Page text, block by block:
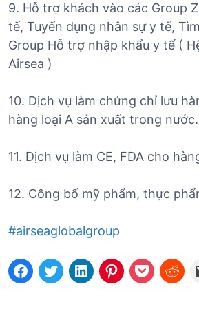
9. Hỗ trợ khách vào các Group
tế, Tuyển dụng nhân sự y tế,
Group Hỗ trợ nhập khẩu y tế (
Airsea )
10. Dịch vụ làm chứng chỉ lưu
hàng loại A sản xuất trong nước.
11. Dịch vụ làm CE, FDA cho
12. Công bố mỹ phẩm, thực
#airseaglobalgroup